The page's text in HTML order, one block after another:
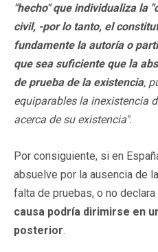
"hecho" que individualiza la
civil, -por lo tanto, el
fundamente la autoría o
que sea suficiente que la
de prueba de la existencia,
equiparables la inexistencia
acerca de su existencia".
Por consiguiente, si en
absuelve por la ausencia de
falta de pruebas, o no
causa podría dirimirse en
posterior.